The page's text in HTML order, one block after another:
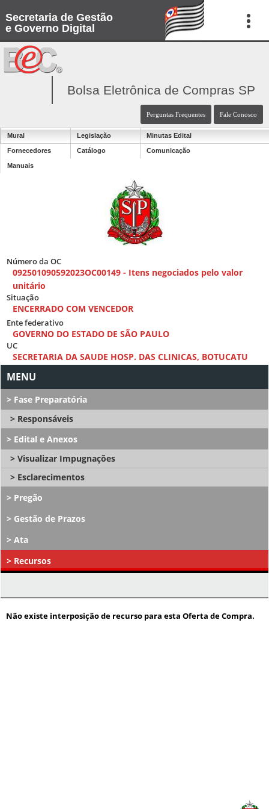
Secretaria de Gestão
e Governo Digital
Bolsa Eletrônica de Compras SP
Perguntas Frequentes Fale Conosco
Mural Legislação Minutas Edital
Fornecedores Catálogo Comunicação
Manuais
Número da OC
092501090592023OC00149 - Itens negociados pelo valor
unitário
Situação
ENCERRADO COM VENCEDOR
Ente federativo
GOVERNO DO ESTADO DE SÃO PAULO
UC
SECRETARIA DA SAUDE HOSP. DAS CLINICAS, BOTUCATU
Fase Preparatória
Responsáveis
Edital e Anexos
Visualizar Impugnações
Esclarecimentos
Pregão
Gestão de Prazos
Ata
Recursos
Não existe interposição de recurso para esta Oferta de Compra.